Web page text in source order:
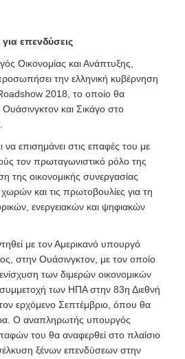
επενδύσεις
Οικονομίας και Ανάπτυξης,
την ελληνική κυβέρνηση
2018, το οποίο θα
και Σικάγο στο
επισημάνει στις επαφές του με
τον πρωταγωνιστικό ρόλο της
της οικονομικής συνεργασίας
και τις πρωτοβουλίες για τη
ενεργειακών και ψηφιακών
με τον Αμερικανό υπουργό
στην Ουάσινγκτον, με τον οποίο
των διμερών οικονομικών
των ΗΠΑ στην 83η Διεθνή
ερχόμενο Σεπτέμβριο, όπου θα
Ο αναπληρωτής υπουργός
του θα αναφερθεί στο πλαίσιο
ξένων επενδύσεων στην